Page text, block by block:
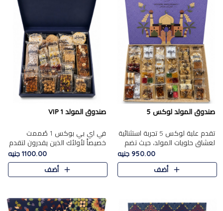
صندوق المولد لوكس 5
تقدم علبة لوكس 5 تجربة استثنائية
لعشاق حلويات المولد، حيث تضم
42 قطعة من تشكيلة فاخرة تجمع
بين أشهر الأصناف التقليدية وأصناف
مميزة مختارة بع..
950.00 جنيه
أضف
صندوق المولد VIP 1
في اي بي بوكس 1 صُممت
خصيصاً لأولئك الذين يقدرون لتقدم
تجربة استثنائية بوكس تجمع بين
أفخر حلويات المولد المصري مع
تشكيلة مختارة من الأصناف ..
1100.00 جنيه
أضف